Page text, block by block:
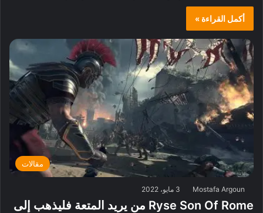
أكمل القراءة »
مقالات
Mostafa Argoun 3 مايو، 2022
Ryse Son Of Rome من يريد المتعة فليذهب إلى